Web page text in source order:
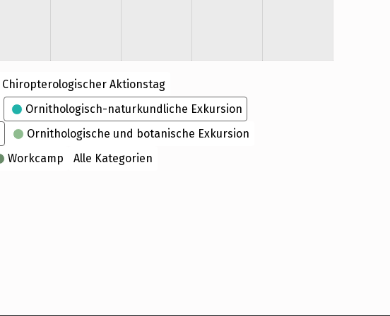
Chiropterologischer Aktionstag
Ornithologisch-naturkundliche Exkursion
Ornithologische und botanische Exkursion
Workcamp
Alle Kategorien